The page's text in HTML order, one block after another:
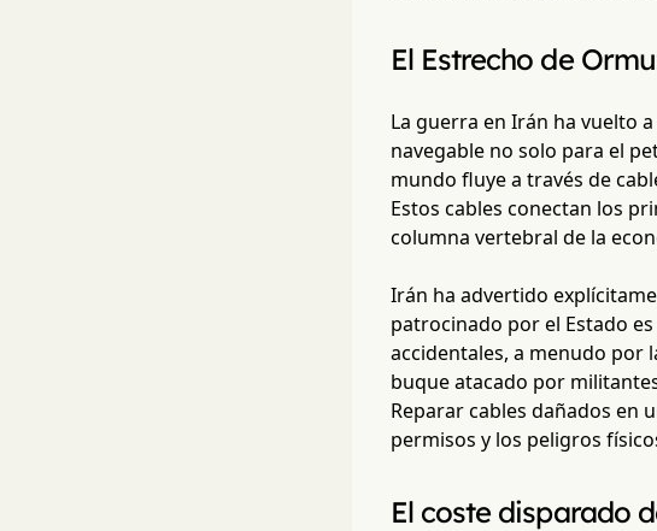
El Estrecho de
La guerra en Irán ha vuelto
navegable no solo para el
mundo fluye a través de
Estos cables conectan los
columna vertebral de la
Irán ha advertido
patrocinado por el Estado
accidentales, a menudo por
buque atacado por
Reparar cables dañados en
permisos y los peligros
El coste disparado